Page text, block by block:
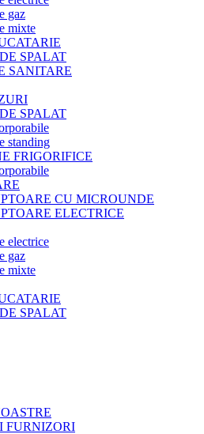
gaz
mixte
SPALAT
SANITARE
SPALAT
standing
FRIGORIFICE
CU MICROUNDE
ELECTRICE
electrice
gaz
mixte
SPALAT
FURNIZORI